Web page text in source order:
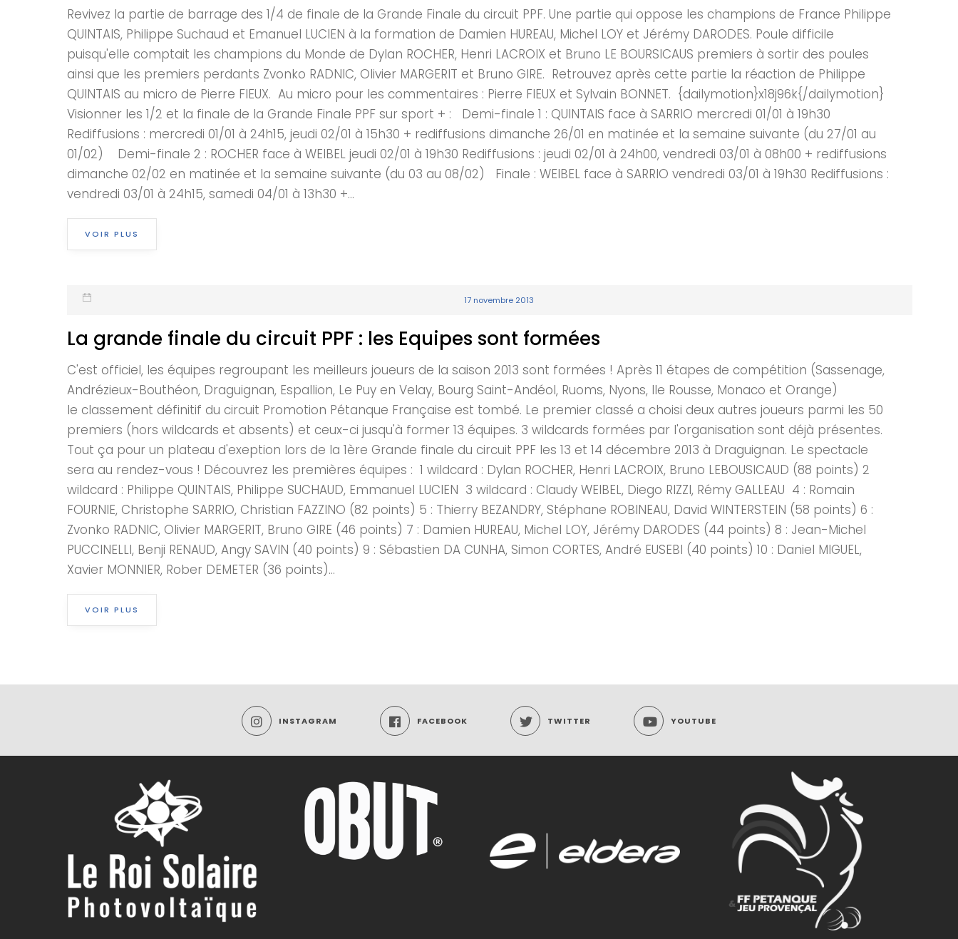
Revivez la partie de barrage des 1/4 de finale de la Grande Finale du circuit PPF. Une partie qui oppose les champions de France Philippe
QUINTAIS, Philippe Suchaud et Emanuel LUCIEN à la formation de Damien HUREAU, Michel LOY et Jérémy DARODES. Poule difficile
puisqu'elle comptait les champions du Monde de Dylan ROCHER, Henri LACROIX et Bruno LE BOURSICAUS premiers à sortir des poules
ainsi que les premiers perdants Zvonko RADNIC, Olivier MARGERIT et Bruno GIRE. Retrouvez après cette partie la réaction de Philippe
QUINTAIS au micro de Pierre FIEUX. Au micro pour les commentaires : Pierre FIEUX et Sylvain BONNET. {dailymotion}x18j96k{/dailymotion}
Visionner les 1/2 et la finale de la Grande Finale PPF sur sport + : Demi-finale 1 : QUINTAIS face à SARRIO mercredi 01/01 à 19h30
Rediffusions : mercredi 01/01 à 24h15, jeudi 02/01 à 15h30 + rediffusions dimanche 26/01 en matinée et la semaine suivante (du 27/01 au
01/02) Demi-finale 2 : ROCHER face à WEIBEL jeudi 02/01 à 19h30 Rediffusions : jeudi 02/01 à 24h00, vendredi 03/01 à 08h00 + rediffusions
dimanche 02/02 en matinée et la semaine suivante (du 03 au 08/02) Finale : WEIBEL face à SARRIO vendredi 03/01 à 19h30 Rediffusions :
vendredi 03/01 à 24h15, samedi 04/01 à 13h30 +...
VOIR PLUS
17 novembre 2013
La grande finale du circuit PPF : les Equipes sont formées
C'est officiel, les équipes regroupant les meilleurs joueurs de la saison 2013 sont formées ! Après 11 étapes de compétition (Sassenage,
Andrézieux-Bouthéon, Draguignan, Espallion, Le Puy en Velay, Bourg Saint-Andéol, Ruoms, Nyons, Ile Rousse, Monaco et Orange)
le classement définitif du circuit Promotion Pétanque Française est tombé. Le premier classé a choisi deux autres joueurs parmi les 50
premiers (hors wildcards et absents) et ceux-ci jusqu'à former 13 équipes. 3 wildcards formées par l'organisation sont déjà présentes.
Tout ça pour un plateau d'exeption lors de la 1ère Grande finale du circuit PPF les 13 et 14 décembre 2013 à Draguignan. Le spectacle
sera au rendez-vous ! Découvrez les premières équipes : 1 wildcard : Dylan ROCHER, Henri LACROIX, Bruno LEBOUSICAUD (88 points) 2
wildcard : Philippe QUINTAIS, Philippe SUCHAUD, Emmanuel LUCIEN 3 wildcard : Claudy WEIBEL, Diego RIZZI, Rémy GALLEAU 4 : Romain
FOURNIE, Christophe SARRIO, Christian FAZZINO (82 points) 5 : Thierry BEZANDRY, Stéphane ROBINEAU, David WINTERSTEIN (58 points) 6 :
Zvonko RADNIC, Olivier MARGERIT, Bruno GIRE (46 points) 7 : Damien HUREAU, Michel LOY, Jérémy DARODES (44 points) 8 : Jean-Michel
PUCCINELLI, Benji RENAUD, Angy SAVIN (40 points) 9 : Sébastien DA CUNHA, Simon CORTES, André EUSEBI (40 points) 10 : Daniel MIGUEL,
Xavier MONNIER, Rober DEMETER (36 points)...
VOIR PLUS
INSTAGRAM FACEBOOK TWITTER YOUTUBE